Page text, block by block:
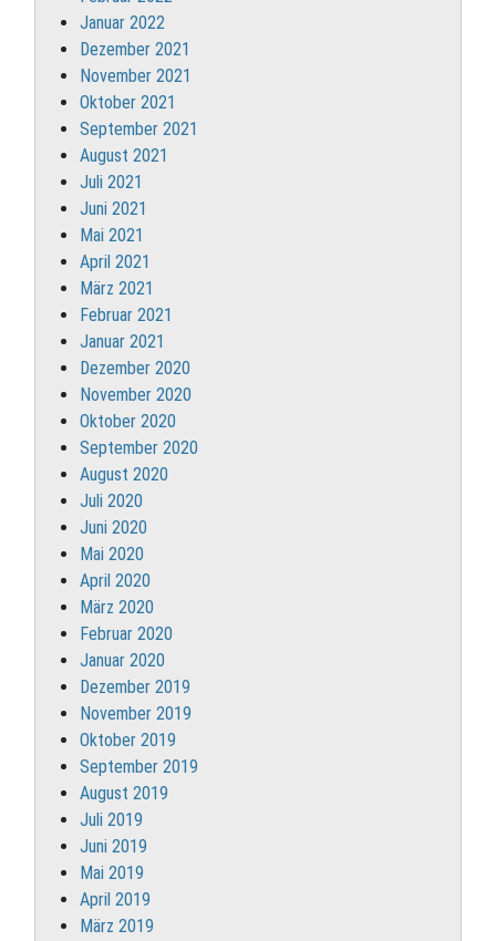
Januar 2022
Dezember 2021
November 2021
Oktober 2021
September 2021
August 2021
Juli 2021
Juni 2021
Mai 2021
April 2021
März 2021
Februar 2021
Januar 2021
Dezember 2020
November 2020
Oktober 2020
September 2020
August 2020
Juli 2020
Juni 2020
Mai 2020
April 2020
März 2020
Februar 2020
Januar 2020
Dezember 2019
November 2019
Oktober 2019
September 2019
August 2019
Juli 2019
Juni 2019
Mai 2019
April 2019
März 2019